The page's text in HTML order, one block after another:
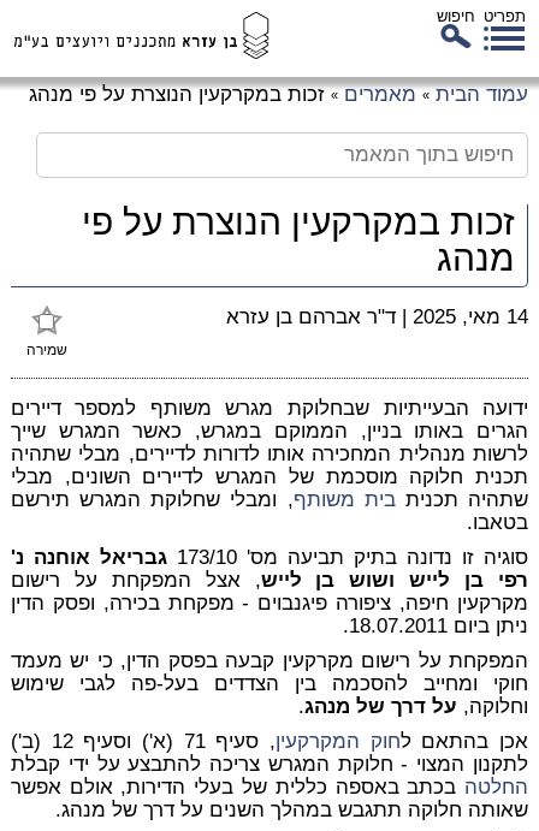
תפריט חיפוש
עמוד הבית » מאמרים » זכות במקרקעין הנוצרת על פי מנהג
זכות במקרקעין הנוצרת על פי
מנהג
שמירה
14 מאי, 2025 | ד"ר אברהם בן עזרא
ידועה הבעייתיות שבחלוקת מגרש משותף למספר דיירים
הגרים באותו בניין, הממוקם במגרש, כאשר המגרש שייך
לרשות מנהלית המחכירה אותו לדורות לדיירים, מבלי שתהיה
תכנית חלוקה מוסכמת של המגרש לדיירים השונים, מבלי
שתהיה תכניתבית משותף, ומבלי שחלוקת המגרש תירשם
בטאבו.
סוגיה זו נדונה בתיק תביעה מס' 173/10
גבריאל אוחנה נ'
רפי בן לייש ושוש בן לייש, אצל המפקחת על רישום
מקרקעין חיפה, ציפורה פיגנבוים - מפקחת בכירה, ופסק הדין
ניתן ביום 18.07.2011.
המפקחת על רישום מקרקעין קבעה בפסק הדין, כי יש מעמד
חוקי ומחייב להסכמה בין הצדדים בעל-פה לגבי שימוש
וחלוקה, על דרך של מנהג.
אכן בהתאם לחוק המקרקעין
, סעיף 71 (א') וסעיף 12 (ב')
לתקנון המצוי - חלוקת המגרש צריכה להתבצע על ידי קבלת
החלטה בכתב באספה כללית של בעלי הדירות, אולם אפשר
שאותה חלוקה תתגבש במהלך השנים על דרך של מנהג.